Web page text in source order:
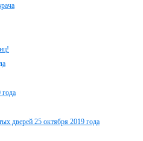
года
дверей 25 октября 2019 года